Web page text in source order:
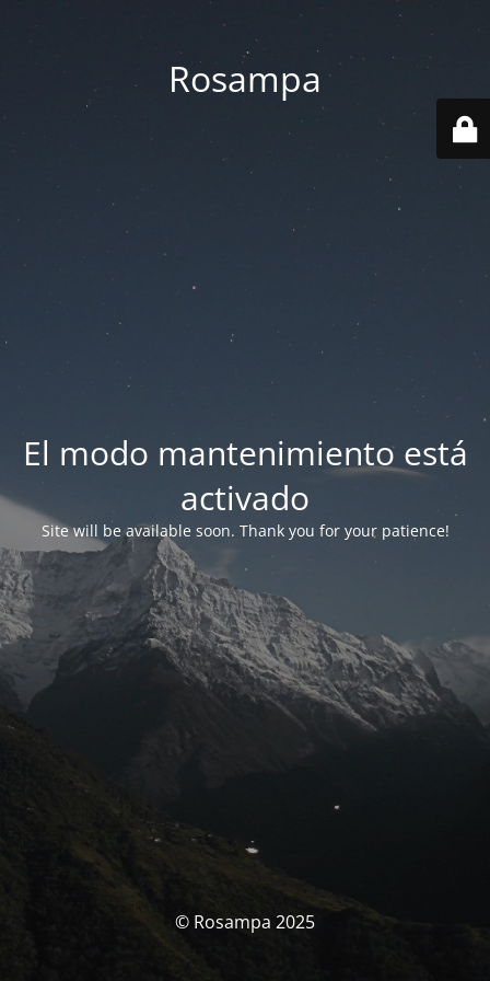
Rosampa
El modo mantenimiento está
activado
Site will be available soon. Thank you for your patience!
© Rosampa 2025